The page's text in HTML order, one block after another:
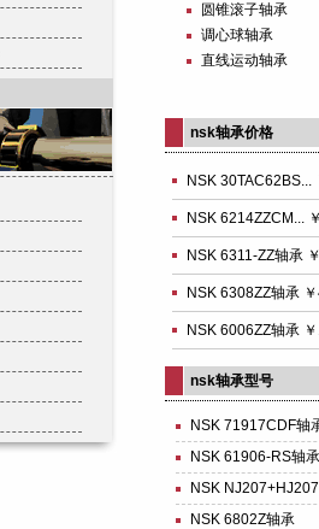
圆锥滚子轴承
调心球轴承
直线运动轴承
nsk轴承价格
NSK 30TAC62BS...
NSK 6214ZZCM...
NSK 6311-ZZ轴承
NSK 6308ZZ轴承
NSK 6006ZZ轴承
nsk轴承型号
NSK 71917CDF轴
NSK 61906-RS轴承
NSK
NSK 6802Z轴承